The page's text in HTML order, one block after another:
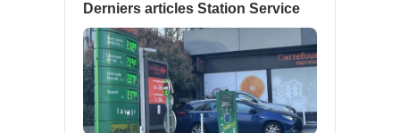
Derniers articles Station Service